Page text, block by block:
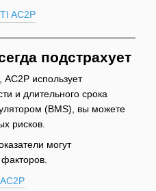
подстрахует
использует
и длительного срока
(BMS), вы можете
рисков.
могут